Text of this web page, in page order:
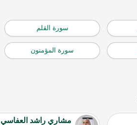
سورة القلم
سورة المؤمنون
مشاري راشد العفاسي